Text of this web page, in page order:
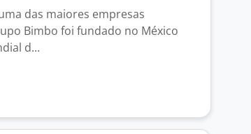
das maiores empresas
Bimbo foi fundado no México
d...